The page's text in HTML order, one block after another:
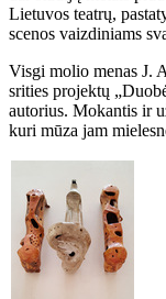
Lietuvos teatrų,
scenos vaizdiniams
Visgi molio menas J.
srities projektų
autorius. Mokantis ir
kuri mūza jam